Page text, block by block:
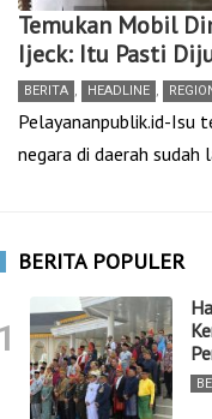
Temukan Mobil
Ijeck: Itu Pasti
BERITA , HEADLINE ,
Pelayananpublik.id-Isu
negara di daerah sudah
BERITA POPULER